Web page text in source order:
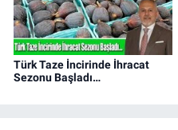
Türk Taze İncirinde İhracat
Sezonu Başladı…